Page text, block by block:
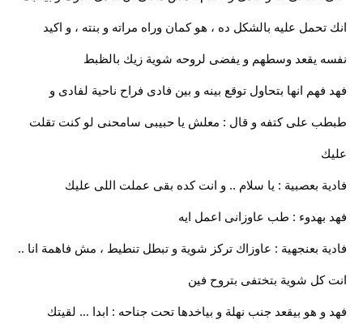
انك تحمل عليه بالشكل ده ، هو كمان وراه مراته و بنته ، و اكيد
نفسه يقعد وسطهم و يفضى لروحه شوية زيك بالظبط
فهد فهم انها بتحاول توقع بينه و بين فادى فراح ناحية لفادى و
طبطب على كتفه و قال : معلش يا حبيبى سامحنى لو كنت تقلت
عليك
فادية بعصبية : يا سلام .. و انت كده بقى عملت اللى عليك
فهد بهدوء : طب عاوزانى اعمل ايه
فادية بعنجهية : عاوزاك تركز شوية و تبطل تنطيط ، مش فاهمة انا ..
انت كل شوية بتختفى بتروح فين
فهد و هو بيقعد جنب نهلة و بياخدها تحت جناحه : ابدا … لقيتك